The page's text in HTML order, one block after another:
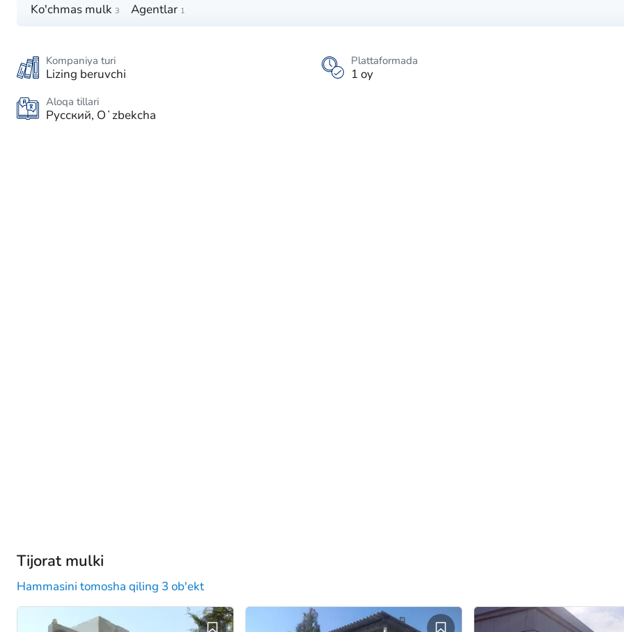
Ko'chmas mulk 3 Agentlar 1
Kompaniya turi
Lizing beruvchi
Plattaformada
1 oy
Aloqa tillari
Русский, Oʻzbekcha
Tijorat mulki
Hammasini tomosha qiling 3 ob'ekt